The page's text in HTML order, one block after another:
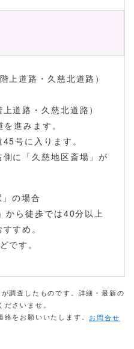
上道路・久慈北道路）
道路・久慈北道路）
進みます。
号に入ります。
に「久慈地区斎場」が
の場合
から徒歩では40分以上
すめ。
です。
調査したものです。詳細・最新の
さいませ。
をお願いいたします。 お問合せ